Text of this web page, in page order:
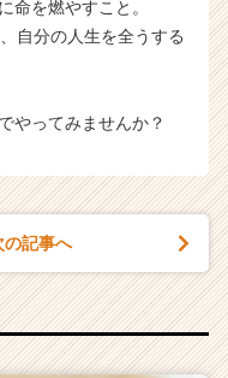
命を燃やすこと。
自分の人生を全うする
やってみませんか？
の記事へ